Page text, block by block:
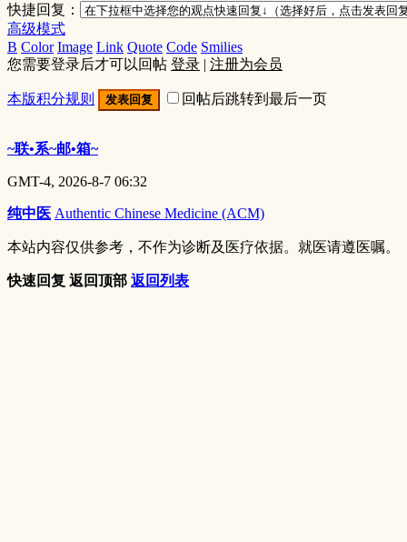
快捷回复：
高级模式
B Color Image Link Quote Code Smilies
您需要登录后才可以回帖 登录 | 注册为会员
本版积分规则 发表回复 回帖后跳转到最后一页
~联•系~邮•箱~
GMT-4, 2026-8-7 06:32
纯中医 Authentic Chinese Medicine (ACM)
本站内容仅供参考，不作为诊断及医疗依据。就医请遵医嘱。
快速回复 返回顶部 返回列表